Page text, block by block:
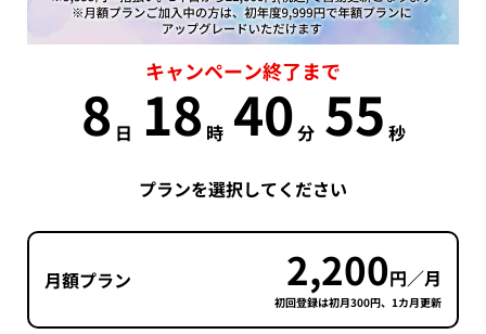
キャンペーン終了まで
8 日 18 時 40分 54 秒
プランを選択してください
月額プラン 2,200円／月
初回登録は初月300円、1カ月更新